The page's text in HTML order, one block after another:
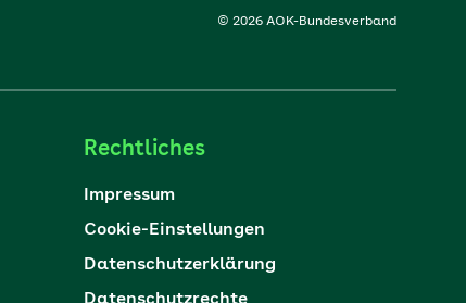
© 2026 AOK-Bundesverband
Rechtliches
Impressum
Cookie-Einstellungen
Datenschutzerklärung